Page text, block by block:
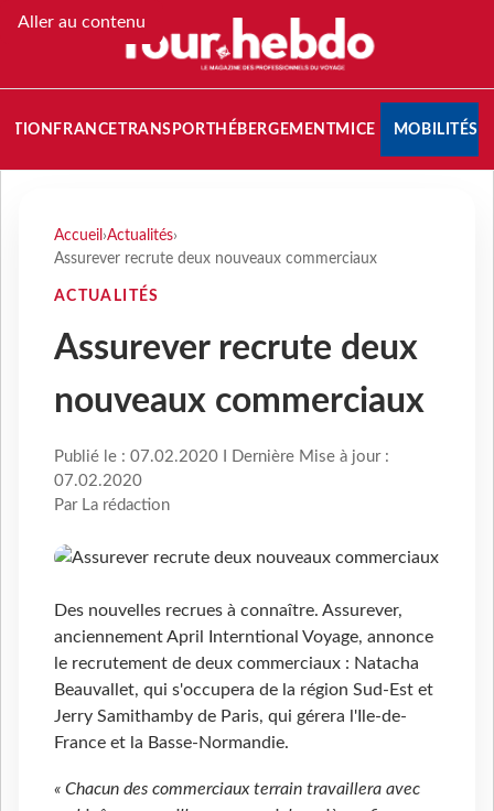
Aller au contenu
FRANCETRANSPORT HÉBERGEMENTMICE MOBILITÉS
Accueil ›Actualités›
Assurever recrute deux nouveaux commerciaux
ACTUALITÉS
Assurever recrute deux
nouveaux commerciaux
Publié le : 07.02.2020 I Dernière Mise à jour :
07.02.2020
Par La rédaction
Des nouvelles recrues à connaître. Assurever,
anciennement April Interntional Voyage, annonce
le recrutement de deux commerciaux : Natacha
Beauvallet, qui s'occupera de la région Sud-Est et
Jerry Samithamby de Paris, qui gérera l'Ile-de-
France et la Basse-Normandie.
« Chacun des commerciaux terrain travaillera avec